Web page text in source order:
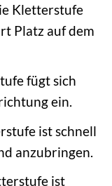
Kletterstufe
Platz auf dem
fügt sich
ein.
ist schnell
anzubringen.
ist